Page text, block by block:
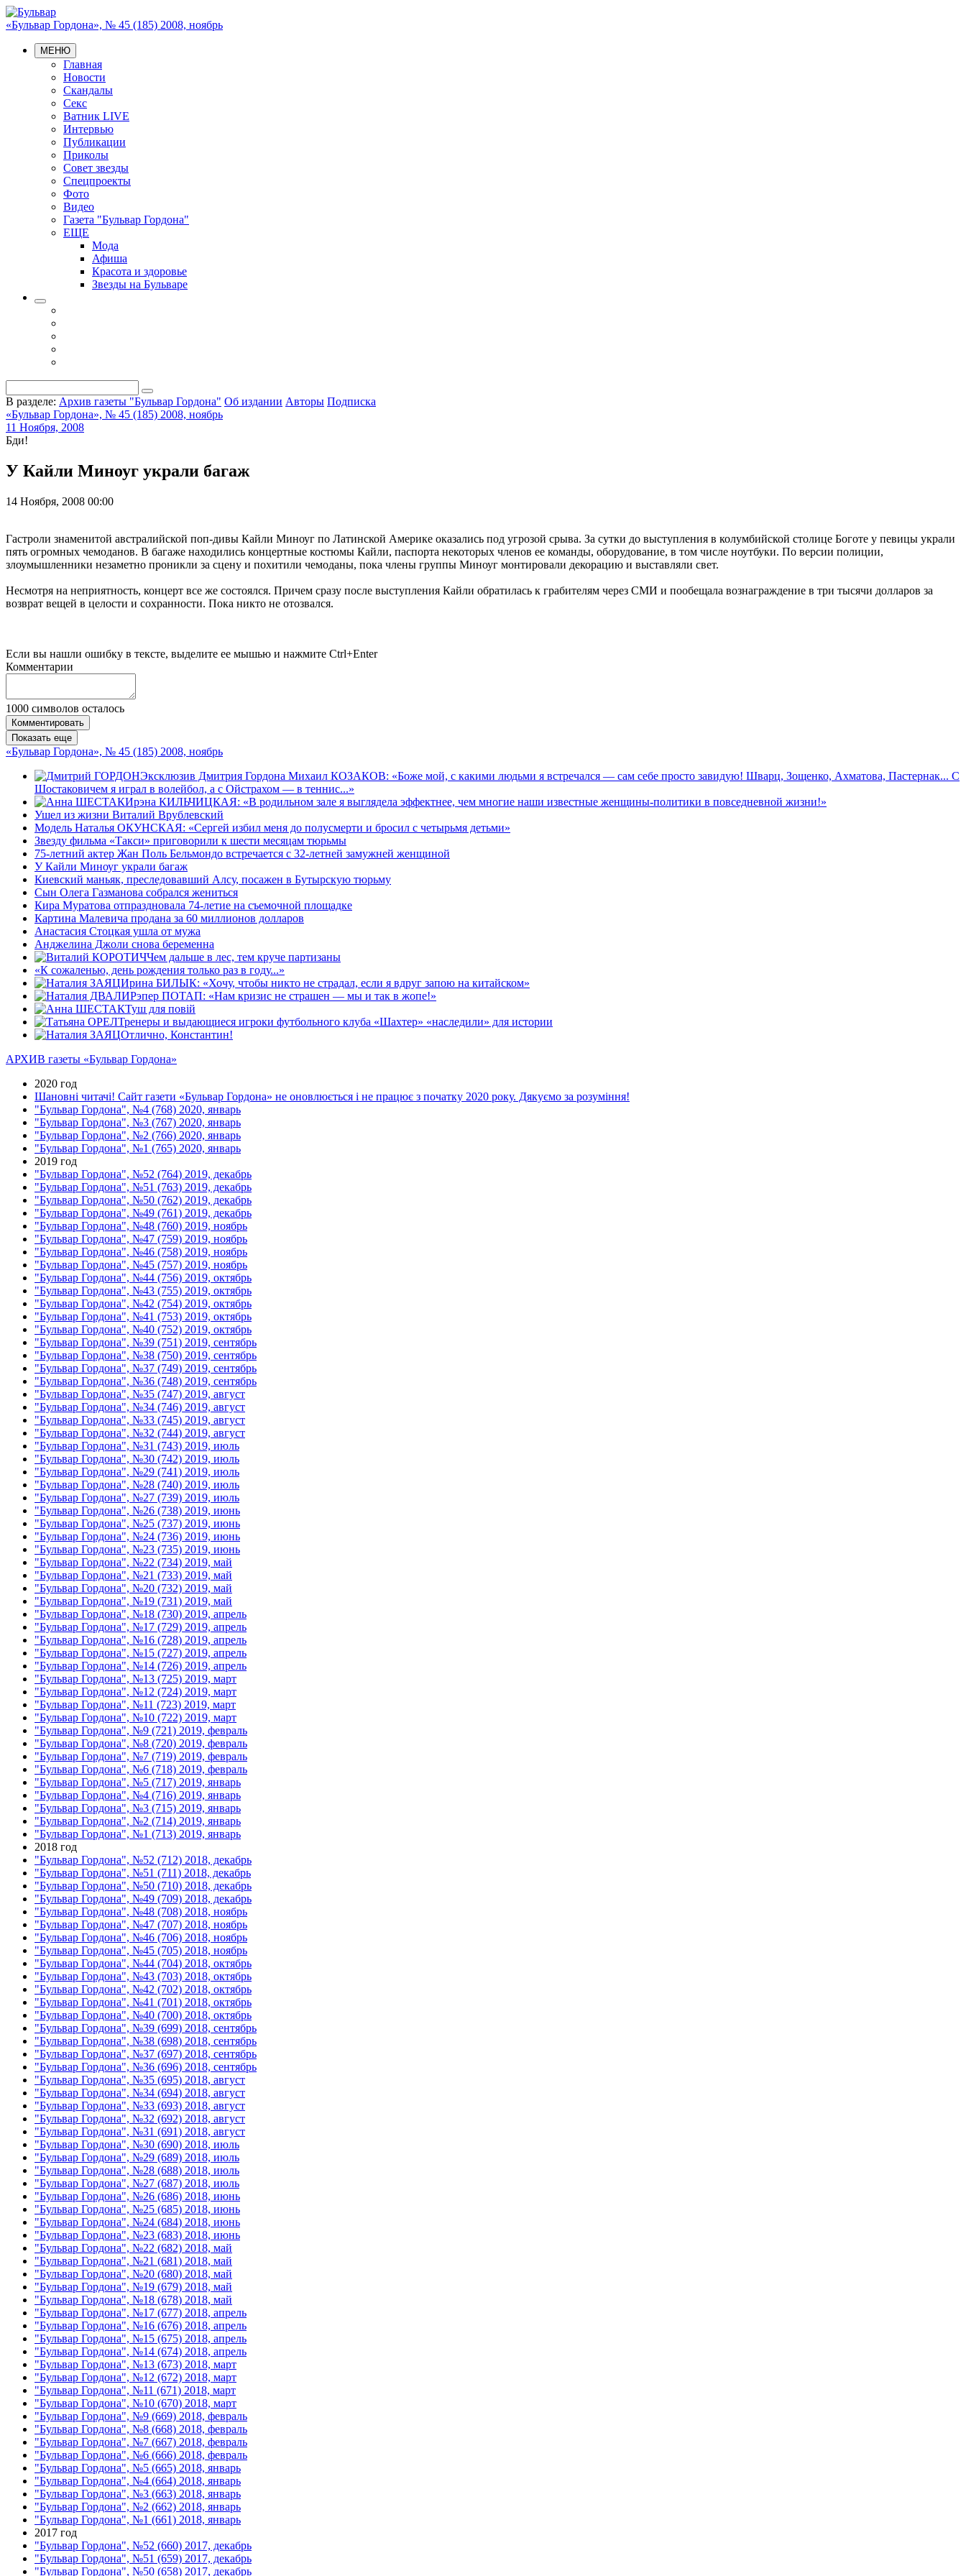
«Бульвар Гордона», № 45 (185) 2008, ноябрь
МЕНЮ
Главная
Новости
Скандалы
Секс
Ватник LIVE
Интервью
Публикации
Приколы
Совет звезды
Спецпроекты
Фото
Видео
Газета "Бульвар Гордона"
ЕЩЕ
Мода
Афиша
Красота и здоровье
Звезды на Бульваре
В разделе: Архив газеты "Бульвар Гордона" Об издании Авторы Подписка
«Бульвар Гордона», № 45 (185) 2008, ноябрь
11 Ноября, 2008
Бди!
У Кайли Миноуг украли багаж
14 Ноября, 2008 00:00
Гастроли знаменитой австралийской поп-дивы Кайли Миноуг по Латинской Америке оказались под угрозой срыва. За сутки до выступления в колумбийской столице Боготе у певицы украли
пять огромных чемоданов. В багаже находились концертные костюмы Кайли, паспорта некоторых членов ее команды, оборудование, в том числе ноутбуки. По версии полиции,
злоумышленники незаметно проникли за сцену и похитили чемоданы, пока члены группы Миноуг монтировали декорацию и выставляли свет.
Несмотря на неприятность, концерт все же состоялся. Причем сразу после выступления Кайли обратилась к грабителям через СМИ и пообещала вознаграждение в три тысячи долларов за
возврат вещей в целости и сохранности. Пока никто не отозвался.
Если вы нашли ошибку в тексте, выделите ее мышью и нажмите Ctrl+Enter
Комментарии
1000 символов осталось
Комментировать
Показать еще
«Бульвар Гордона», № 45 (185) 2008, ноябрь
Эксклюзив Дмитрия Гордона Михаил КОЗАКОВ: «Боже мой, с какими людьми я встречался — сам себе просто завидую! Шварц, Зощенко, Ахматова, Пастернак... С
Шостаковичем я играл в волейбол, а с Ойстрахом — в теннис...»
Ирэна КИЛЬЧИЦКАЯ: «В родильном зале я выглядела эффектнее, чем многие наши известные женщины-политики в повседневной жизни!»
Ушел из жизни Виталий Врублевский
Модель Наталья ОКУНСКАЯ: «Сергей избил меня до полусмерти и бросил с четырьмя детьми»
Звезду фильма «Такси» приговорили к шести месяцам тюрьмы
75-летний актер Жан Поль Бельмондо встречается с 32-летней замужней женщиной
У Кайли Миноуг украли багаж
Киевский маньяк, преследовавший Алсу, посажен в Бутырскую тюрьму
Сын Олега Газманова собрался жениться
Кира Муратова отпраздновала 74-летие на съемочной площадке
Картина Малевича продана за 60 миллионов долларов
Анастасия Стоцкая ушла от мужа
Анджелина Джоли снова беременна
Чем дальше в лес, тем круче партизаны
«К сожаленью, день рождения только раз в году...»
Ирина БИЛЫК: «Хочу, чтобы никто не страдал, если я вдруг запою на китайском»
Рэпер ПОТАП: «Нам кризис не страшен — мы и так в жопе!»
Туш для повiй
Тренеры и выдающиеся игроки футбольного клуба «Шахтер» «наследили» для истории
Отлично, Константин!
АРХИВ газеты «Бульвар Гордона»
2020 год
Шановні читачі! Сайт газети «Бульвар Гордона» не оновлюється і не працює з початку 2020 року. Дякуємо за розуміння!
"Бульвар Гордона", №4 (768) 2020, январь
"Бульвар Гордона", №3 (767) 2020, январь
"Бульвар Гордона", №2 (766) 2020, январь
"Бульвар Гордона", №1 (765) 2020, январь
2019 год
"Бульвар Гордона", №52 (764) 2019, декабрь
"Бульвар Гордона", №51 (763) 2019, декабрь
"Бульвар Гордона", №50 (762) 2019, декабрь
"Бульвар Гордона", №49 (761) 2019, декабрь
"Бульвар Гордона", №48 (760) 2019, ноябрь
"Бульвар Гордона", №47 (759) 2019, ноябрь
"Бульвар Гордона", №46 (758) 2019, ноябрь
"Бульвар Гордона", №45 (757) 2019, ноябрь
"Бульвар Гордона", №44 (756) 2019, октябрь
"Бульвар Гордона", №43 (755) 2019, октябрь
"Бульвар Гордона", №42 (754) 2019, октябрь
"Бульвар Гордона", №41 (753) 2019, октябрь
"Бульвар Гордона", №40 (752) 2019, октябрь
"Бульвар Гордона", №39 (751) 2019, сентябрь
"Бульвар Гордона", №38 (750) 2019, сентябрь
"Бульвар Гордона", №37 (749) 2019, сентябрь
"Бульвар Гордона", №36 (748) 2019, сентябрь
"Бульвар Гордона", №35 (747) 2019, август
"Бульвар Гордона", №34 (746) 2019, август
"Бульвар Гордона", №33 (745) 2019, август
"Бульвар Гордона", №32 (744) 2019, август
"Бульвар Гордона", №31 (743) 2019, июль
"Бульвар Гордона", №30 (742) 2019, июль
"Бульвар Гордона", №29 (741) 2019, июль
"Бульвар Гордона", №28 (740) 2019, июль
"Бульвар Гордона", №27 (739) 2019, июль
"Бульвар Гордона", №26 (738) 2019, июнь
"Бульвар Гордона", №25 (737) 2019, июнь
"Бульвар Гордона", №24 (736) 2019, июнь
"Бульвар Гордона", №23 (735) 2019, июнь
"Бульвар Гордона", №22 (734) 2019, май
"Бульвар Гордона", №21 (733) 2019, май
"Бульвар Гордона", №20 (732) 2019, май
"Бульвар Гордона", №19 (731) 2019, май
"Бульвар Гордона", №18 (730) 2019, апрель
"Бульвар Гордона", №17 (729) 2019, апрель
"Бульвар Гордона", №16 (728) 2019, апрель
"Бульвар Гордона", №15 (727) 2019, апрель
"Бульвар Гордона", №14 (726) 2019, апрель
"Бульвар Гордона", №13 (725) 2019, март
"Бульвар Гордона", №12 (724) 2019, март
"Бульвар Гордона", №11 (723) 2019, март
"Бульвар Гордона", №10 (722) 2019, март
"Бульвар Гордона", №9 (721) 2019, февраль
"Бульвар Гордона", №8 (720) 2019, февраль
"Бульвар Гордона", №7 (719) 2019, февраль
"Бульвар Гордона", №6 (718) 2019, февраль
"Бульвар Гордона", №5 (717) 2019, январь
"Бульвар Гордона", №4 (716) 2019, январь
"Бульвар Гордона", №3 (715) 2019, январь
"Бульвар Гордона", №2 (714) 2019, январь
"Бульвар Гордона", №1 (713) 2019, январь
2018 год
"Бульвар Гордона", №52 (712) 2018, декабрь
"Бульвар Гордона", №51 (711) 2018, декабрь
"Бульвар Гордона", №50 (710) 2018, декабрь
"Бульвар Гордона", №49 (709) 2018, декабрь
"Бульвар Гордона", №48 (708) 2018, ноябрь
"Бульвар Гордона", №47 (707) 2018, ноябрь
"Бульвар Гордона", №46 (706) 2018, ноябрь
"Бульвар Гордона", №45 (705) 2018, ноябрь
"Бульвар Гордона", №44 (704) 2018, октябрь
"Бульвар Гордона", №43 (703) 2018, октябрь
"Бульвар Гордона", №42 (702) 2018, октябрь
"Бульвар Гордона", №41 (701) 2018, октябрь
"Бульвар Гордона", №40 (700) 2018, октябрь
"Бульвар Гордона", №39 (699) 2018, сентябрь
"Бульвар Гордона", №38 (698) 2018, сентябрь
"Бульвар Гордона", №37 (697) 2018, сентябрь
"Бульвар Гордона", №36 (696) 2018, сентябрь
"Бульвар Гордона", №35 (695) 2018, август
"Бульвар Гордона", №34 (694) 2018, август
"Бульвар Гордона", №33 (693) 2018, август
"Бульвар Гордона", №32 (692) 2018, август
"Бульвар Гордона", №31 (691) 2018, август
"Бульвар Гордона", №30 (690) 2018, июль
"Бульвар Гордона", №29 (689) 2018, июль
"Бульвар Гордона", №28 (688) 2018, июль
"Бульвар Гордона", №27 (687) 2018, июль
"Бульвар Гордона", №26 (686) 2018, июнь
"Бульвар Гордона", №25 (685) 2018, июнь
"Бульвар Гордона", №24 (684) 2018, июнь
"Бульвар Гордона", №23 (683) 2018, июнь
"Бульвар Гордона", №22 (682) 2018, май
"Бульвар Гордона", №21 (681) 2018, май
"Бульвар Гордона", №20 (680) 2018, май
"Бульвар Гордона", №19 (679) 2018, май
"Бульвар Гордона", №18 (678) 2018, май
"Бульвар Гордона", №17 (677) 2018, апрель
"Бульвар Гордона", №16 (676) 2018, апрель
"Бульвар Гордона", №15 (675) 2018, апрель
"Бульвар Гордона", №14 (674) 2018, апрель
"Бульвар Гордона", №13 (673) 2018, март
"Бульвар Гордона", №12 (672) 2018, март
"Бульвар Гордона", №11 (671) 2018, март
"Бульвар Гордона", №10 (670) 2018, март
"Бульвар Гордона", №9 (669) 2018, февраль
"Бульвар Гордона", №8 (668) 2018, февраль
"Бульвар Гордона", №7 (667) 2018, февраль
"Бульвар Гордона", №6 (666) 2018, февраль
"Бульвар Гордона", №5 (665) 2018, январь
"Бульвар Гордона", №4 (664) 2018, январь
"Бульвар Гордона", №3 (663) 2018, январь
"Бульвар Гордона", №2 (662) 2018, январь
"Бульвар Гордона", №1 (661) 2018, январь
2017 год
"Бульвар Гордона", №52 (660) 2017, декабрь
"Бульвар Гордона", №51 (659) 2017, декабрь
"Бульвар Гордона", №50 (658) 2017, декабрь